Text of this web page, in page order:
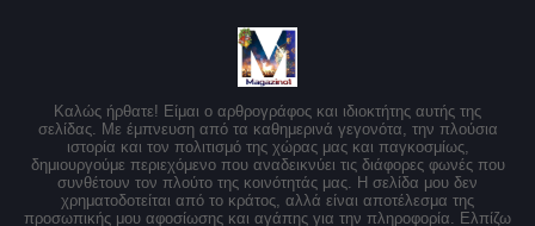
Καλώς ήρθατε! Είμαι ο αρθρογράφος και ιδιοκτήτης αυτής της
σελίδας. Με έμπνευση από τα καθημερινά γεγονότα, την πλούσια
ιστορία και τον πολιτισμό της χώρας μας και παγκοσμίως,
δημιουργούμε περιεχόμενο που αναδεικνύει τις διάφορες φωνές που
συνθέτουν τον πλούτο της κοινότητάς μας. Η σελίδα μου δεν
χρηματοδοτείται από το κράτος, αλλά είναι αποτέλεσμα της
προσωπικής μου αφοσίωσης και αγάπης για την πληροφορία. Ελπίζω